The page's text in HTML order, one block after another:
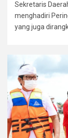
Sekretaris
menghadiri
yang juga